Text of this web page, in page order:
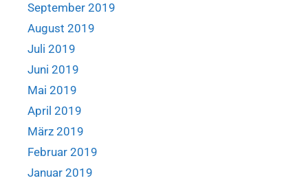
September 2019
August 2019
Juli 2019
Juni 2019
Mai 2019
April 2019
März 2019
Februar 2019
Januar 2019